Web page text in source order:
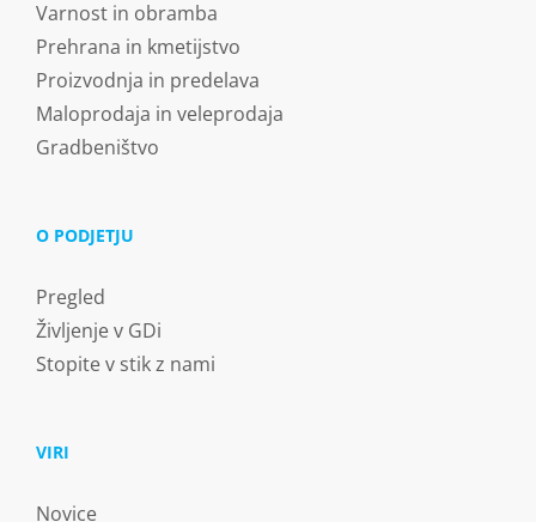
Varnost in obramba
Prehrana in kmetijstvo
Proizvodnja in predelava
Maloprodaja in veleprodaja
Gradbeništvo
O PODJETJU
Pregled
Življenje v GDi
Stopite v stik z nami
VIRI
Novice